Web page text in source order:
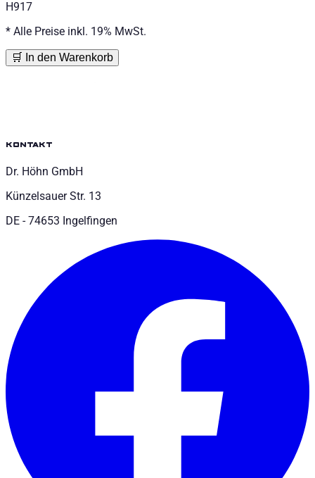
H917
* Alle Preise inkl. 19% MwSt.
🛒 In den Warenkorb
kontakt
Dr. Höhn GmbH
Künzelsauer Str. 13
DE - 74653 Ingelfingen